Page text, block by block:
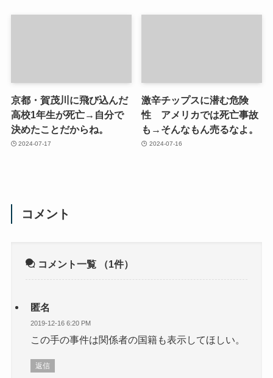
京都・賀茂川に飛び込んだ
高校1年生が死亡→自分で
決めたことだからね。
2024-07-17
激辛チップスに潜む危険
性 アメリカでは死亡事故
も→そんなもん売るなよ。
2024-07-16
コメント
コメント一覧 （1件）
匿名
2019-12-16 6:20 PM
この手の事件は関係者の国籍も表示してほしい。
返信